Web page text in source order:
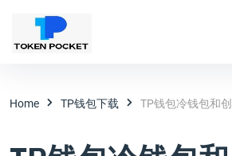
Home TP钱包下载 TP钱包冷钱包和